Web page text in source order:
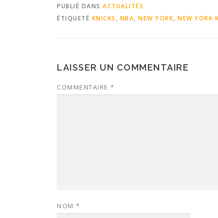
PUBLIÉ DANS ACTUALITÉS
ÉTIQUETÉ KNICKS , NBA, NEW YORK, NEW YORK
LAISSER UN COMMENTAIRE
COMMENTAIRE *
NOM *